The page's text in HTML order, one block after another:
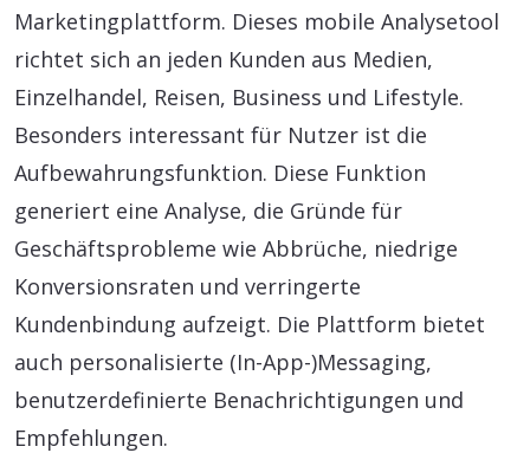
Marketingplattform. Dieses mobile Analysetool
richtet sich an jeden Kunden aus Medien,
Einzelhandel, Reisen, Business und Lifestyle.
Besonders interessant für Nutzer ist die
Aufbewahrungsfunktion. Diese Funktion
generiert eine Analyse, die Gründe für
Geschäftsprobleme wie Abbrüche, niedrige
Konversionsraten und verringerte
Kundenbindung aufzeigt. Die Plattform bietet
auch personalisierte (In-App-)Messaging,
benutzerdefinierte Benachrichtigungen und
Empfehlungen.